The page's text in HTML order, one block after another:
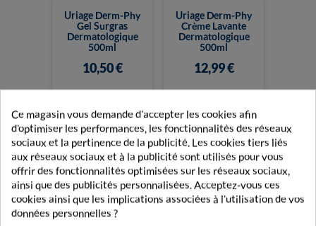
Uriage Derm-Phy
Gel Surgras
Dermatologique
500ml
10,50 €
Uriage Derm-Phy
Crème Lavante
Dermatologique
500ml
12,99 €
Ce magasin vous demande d'accepter les cookies afin
d'optimiser les performances, les fonctionnalités des réseaux
sociaux et la pertinence de la publicité. Les cookies tiers liés
aux réseaux sociaux et à la publicité sont utilisés pour vous
offrir des fonctionnalités optimisées sur les réseaux sociaux,
ainsi que des publicités personnalisées. Acceptez-vous ces
cookies ainsi que les implications associées à l'utilisation de vos
données personnelles ?